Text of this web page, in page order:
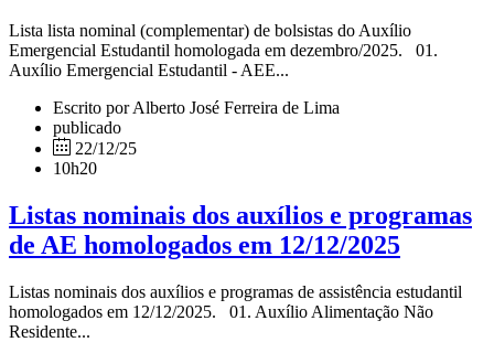
Lista lista nominal (complementar) de bolsistas do Auxílio
Emergencial Estudantil homologada em dezembro/2025. 01.
Auxílio Emergencial Estudantil - AEE...
Escrito por Alberto José Ferreira de Lima
publicado
22/12/25
10h20
Listas nominais dos auxílios e programas
de AE homologados em 12/12/2025
Listas nominais dos auxílios e programas de assistência estudantil
homologados em 12/12/2025. 01. Auxílio Alimentação Não
Residente...